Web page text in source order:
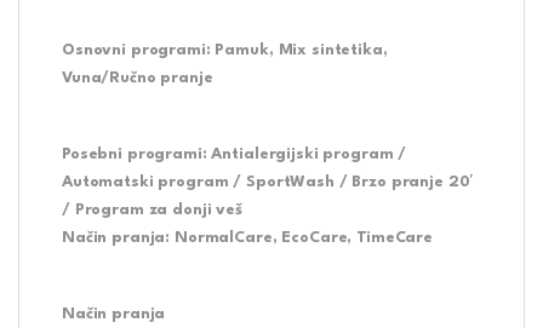
Osnovni programi: Pamuk, Mix sintetika,
Vuna/Ručno pranje
Posebni programi:Antialergijski program /
Automatski program / SportWash / Brzo pranje 20′
/ Program za donji veš
Način pranja:
NormalCare, EcoCare, TimeCare
Način pranja